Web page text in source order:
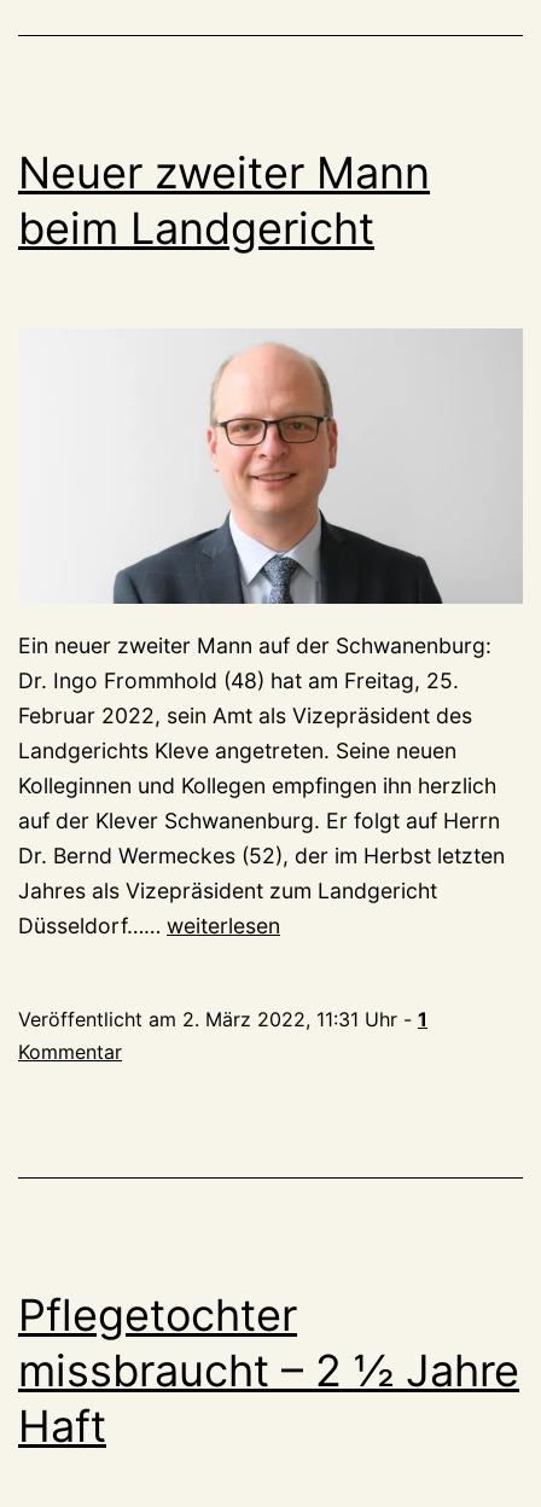
Neuer zweiter Mann
beim Landgericht
Ein neuer zweiter Mann auf der Schwanenburg:
Dr. Ingo Frommhold (48) hat am Freitag, 25.
Februar 2022, sein Amt als Vizepräsident des
Landgerichts Kleve angetreten. Seine neuen
Kolleginnen und Kollegen empfingen ihn herzlich
auf der Klever Schwanenburg. Er folgt auf Herrn
Dr. Bernd Wermeckes (52), der im Herbst letzten
Jahres als Vizepräsident zum Landgericht
Düsseldorf…… Neuer
beim
weiterlesen
Veröffentlicht am 2. März 2022, 11:31 Uhr - 1
Kommentar
Pflegetochter
missbraucht – 2 ½ Jahre
Haft